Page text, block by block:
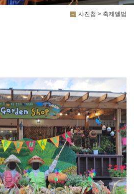
사진첩 > 축제앨범